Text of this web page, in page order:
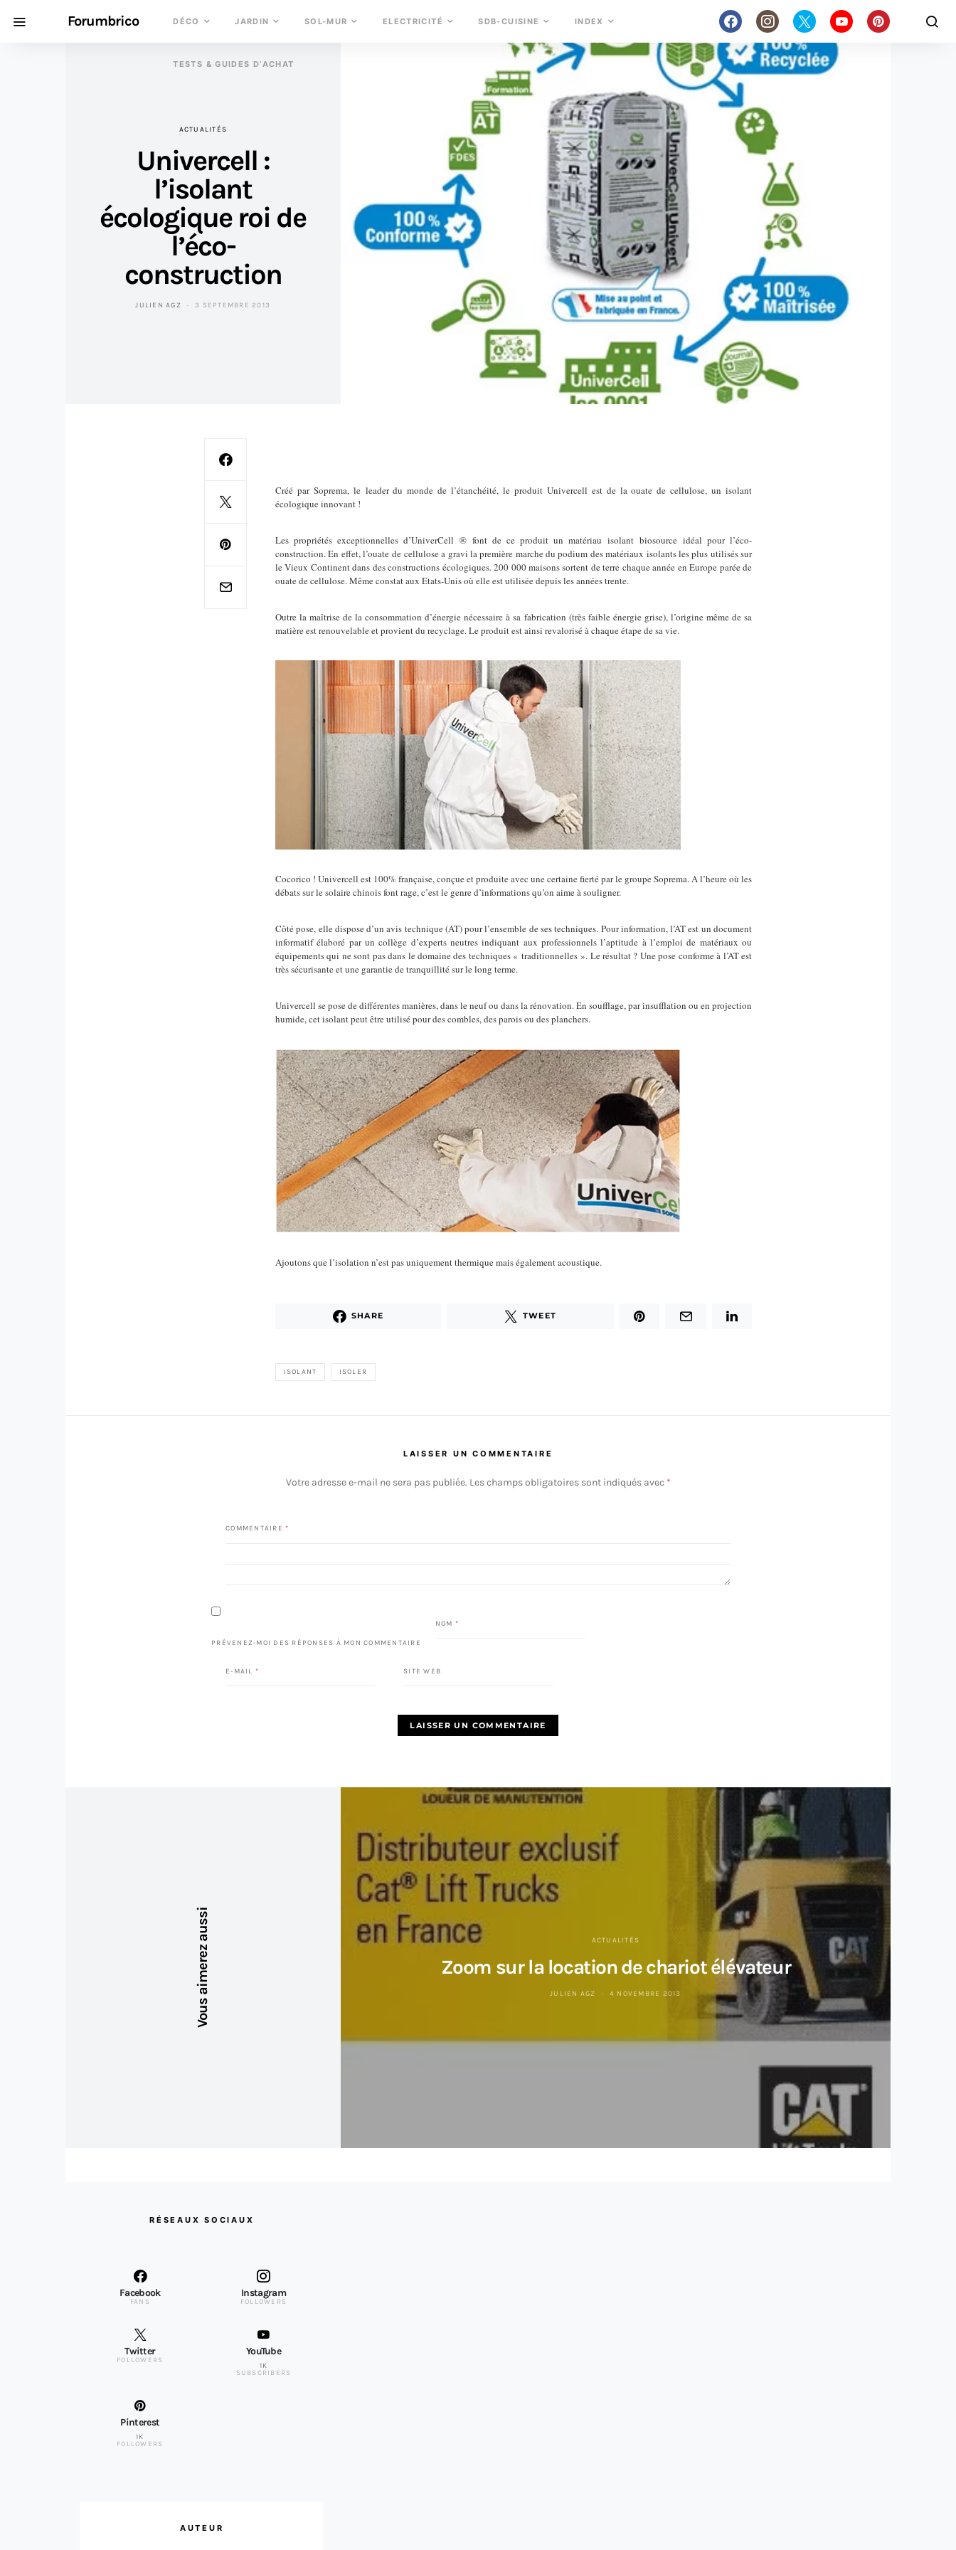
Forumbrico DÉCO JARDIN SOL-MUR ELECTRICITÉ SDB-CUISINE INDEX
TESTS & GUIDES D’ACHAT
ACTUALITÉS
Univercell :
l’isolant
écologique roi de
l’éco-
construction
JULIEN AGZ 3 SEPTEMBRE 2013
Créé par Soprema, le leader du monde de l’étanchéité, le produit Univercell est de la ouate de cellulose, un isolant
écologique innovant !
Les propriétés exceptionnelles d’UniverCell ® font de ce produit un matériau isolant biosource idéal pour l’éco-
construction. En effet, l’ouate de cellulose a gravi la première marche du podium des matériaux isolants les plus utilisés sur
le Vieux Continent dans des constructions écologiques. 200 000 maisons sortent de terre chaque année en Europe parée de
ouate de cellulose. Même constat aux Etats-Unis où elle est utilisée depuis les années trente.
Outre la maîtrise de la consommation d’énergie nécessaire à sa fabrication (très faible énergie grise), l’origine même de sa
matière est renouvelable et provient du recyclage. Le produit est ainsi revalorisé à chaque étape de sa vie.
Cocorico ! Univercell est 100% française, conçue et produite avec une certaine fierté par le groupe Soprema. A l’heure où les
débats sur le solaire chinois font rage, c’est le genre d’informations qu’on aime à souligner.
Côté pose, elle dispose d’un avis technique (AT) pour l’ensemble de ses techniques. Pour information, l’AT est un document
informatif élaboré par un collège d’experts neutres indiquant aux professionnels l’aptitude à l’emploi de matériaux ou
équipements qui ne sont pas dans le domaine des techniques « traditionnelles ». Le résultat ? Une pose conforme à l’AT est
très sécurisante et une garantie de tranquillité sur le long terme.
Univercell se pose de différentes manières, dans le neuf ou dans la rénovation. En soufflage, par insufflation ou en projection
humide, cet isolant peut être utilisé pour des combles, des parois ou des planchers.
Ajoutons que l’isolation n’est pas uniquement thermique mais également acoustique.
SHARE TWEET
ISOLANT ISOLER
LAISSER UN COMMENTAIRE
Votre adresse e-mail ne sera pas publiée. Les champs obligatoires sont indiqués avec *
COMMENTAIRE *
PRÉVENEZ-MOI DES RÉPONSES À MON COMMENTAIRE
NOM *
E-MAIL * SITE WEB
Vous aimerez aussi ACTUALITÉS
Zoom sur la location de chariot élévateur
JULIEN AGZ 4 NOVEMBRE 2013
RÉSEAUX SOCIAUX
Facebook
FANS
Instagram
FOLLOWERS
Twitter
FOLLOWERS
YouTube
1K
SUBSCRIBERS
Pinterest
1K
FOLLOWERS
AUTEUR